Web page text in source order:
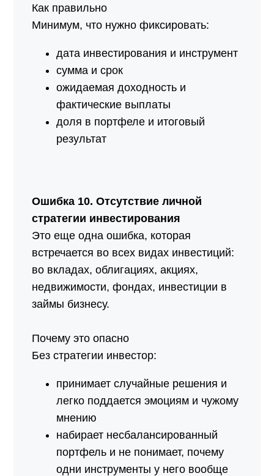
Как правильно
Минимум, что нужно фиксировать:
дата инвестирования и инструмент
сумма и срок
ожидаемая доходность и
фактические выплаты
доля в портфеле и итоговый
результат
Ошибка 10. Отсутствие личной
стратегии инвестирования
Это еще одна ошибка, которая
встречается во всех видах инвестиций:
во вкладах, облигациях, акциях,
недвижимости, фондах, инвестиции в
займы бизнесу.
Почему это опасно
Без стратегии инвестор:
принимает случайные решения и
легко поддается эмоциям и чужому
мнению
набирает несбалансированный
портфель и не понимает, почему
одни инструменты у него вообще